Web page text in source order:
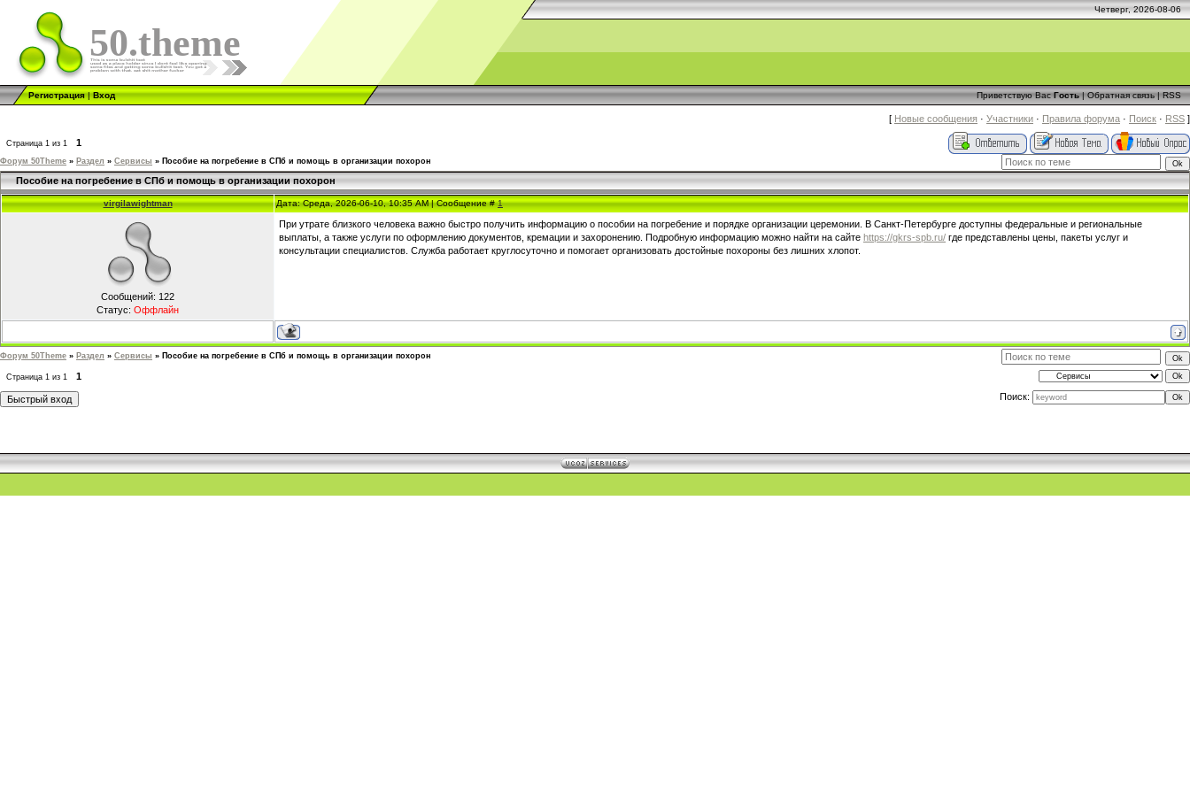
Четверг, 2026-08-06
50.theme
Регистрация|Вход Приветствую Вас Гость|Обратная связь|RSS
[ Новые сообщения · Участники · Правила форума · Поиск · RSS ]
Страница 1 из 1 1
Форум 50Theme » Раздел » Сервисы » Пособие на погребение в СПб и помощь в организации похорон
Пособие на погребение в СПб и помощь в организации похорон
virgilawightman Дата: Среда, 2026-06-10, 10:35 AM | Сообщение #1
Сообщений: 122
Статус: Оффлайн
При утрате близкого человека важно быстро получить информацию о пособии на погребение и порядке организации церемонии. В Санкт-Петербурге доступны федеральные и региональные
выплаты, а также услуги по оформлению документов, кремации и захоронению. Подробную информацию можно найти на сайте https://gkrs-spb.ru/ где представлены цены, пакеты услуг и
консультации специалистов. Служба работает круглосуточно и помогает организовать достойные похороны без лишних хлопот.
Форум 50Theme » Раздел » Сервисы » Пособие на погребение в СПб и помощь в организации похорон
Страница 1 из 1
1
Поиск: